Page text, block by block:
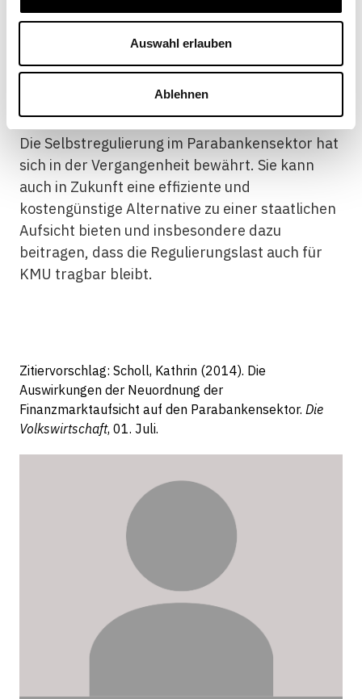
Auswahl erlauben
Ablehnen
Verbesserungen in Bezug auf Kundenschutz
und Transparenz der Dienstleistungen bereits
zudem ohne grossen Aufwand angepasst und
ausgedehnt werden.
Die Selbstregulierung im Parabankensektor hat
sich in der Vergangenheit bewährt. Sie kann
auch in Zukunft eine effiziente und
kostengünstige Alternative zu einer staatlichen
Aufsicht bieten und insbesondere dazu
beitragen, dass die Regulierungslast auch für
KMU tragbar bleibt.
Zitiervorschlag: Scholl, Kathrin (2014). Die
Auswirkungen der Neuordnung der
Finanzmarktaufsicht auf den Parabankensektor. Die
Volkswirtschaft, 01. Juli.